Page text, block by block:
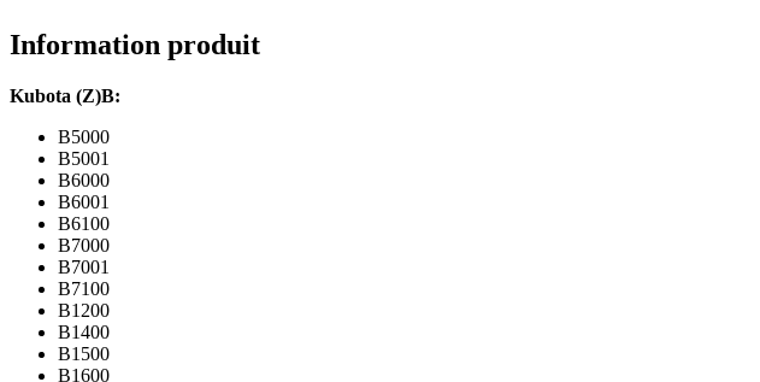
B
series
Information produit
Kubota (Z)B:
B5000
B5001
B6000
B6001
B6100
B7000
B7001
B7100
B1200
B1400
B1500
B1600